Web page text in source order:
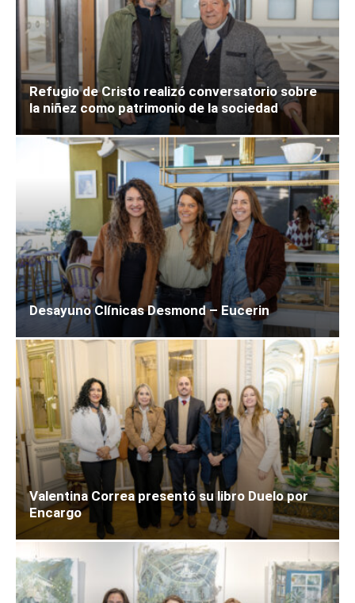
Refugio de Cristo realizó conversatorio sobre
la niñez como patrimonio de la sociedad
Desayuno Clínicas Desmond – Eucerin
Valentina Correa presentó su libro Duelo por
Encargo